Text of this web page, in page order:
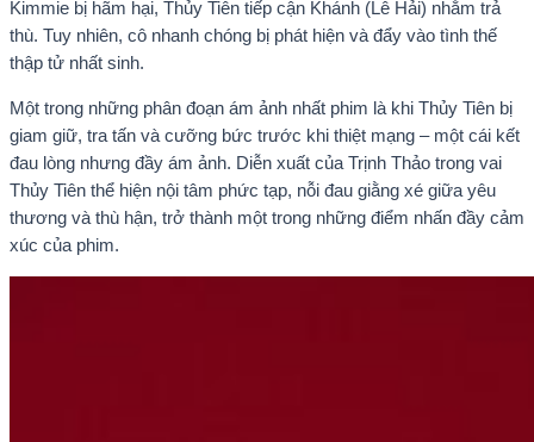
Kimmie bị hãm hại, Thủy Tiên tiếp cận Khánh (Lê Hải) nhằm trả
thù. Tuy nhiên, cô nhanh chóng bị phát hiện và đẩy vào tình thế
thập tử nhất sinh.
Một trong những phân đoạn ám ảnh nhất phim là khi Thủy Tiên bị
giam giữ, tra tấn và cưỡng bức trước khi thiệt mạng – một cái kết
đau lòng nhưng đầy ám ảnh. Diễn xuất của Trịnh Thảo trong vai
Thủy Tiên thể hiện nội tâm phức tạp, nỗi đau giằng xé giữa yêu
thương và thù hận, trở thành một trong những điểm nhấn đầy cảm
xúc của phim.